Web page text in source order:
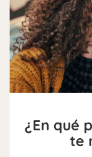
¿En qué
te